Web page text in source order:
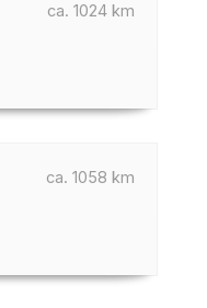
ca. 1024 km
ca. 1058 km